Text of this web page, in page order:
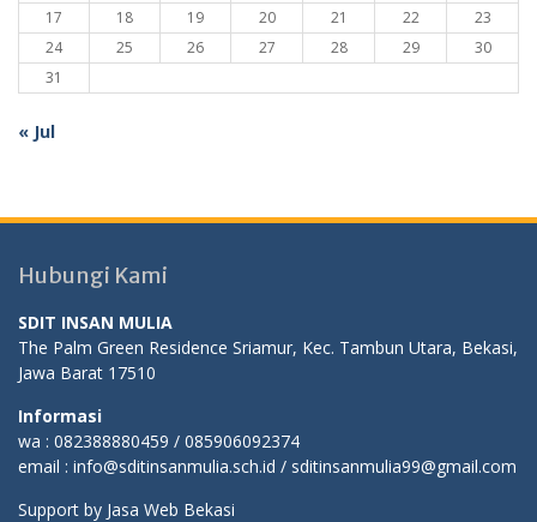
17
18 19 20 21 22
23
24
25 26 27 28 29
30
31
« Jul
Hubungi Kami
SDIT INSAN MULIA
The Palm Green Residence Sriamur, Kec. Tambun Utara, Bekasi,
Jawa Barat 17510
Informasi
wa : 082388880459 / 085906092374
email : info@sditinsanmulia.sch.id / sditinsanmulia99@gmail.com
Support by Jasa Web Bekasi